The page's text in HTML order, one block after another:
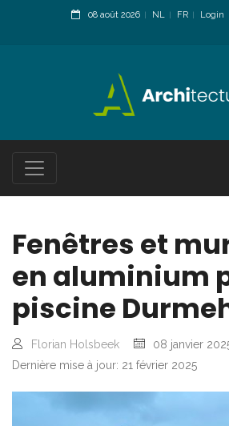
08 août 2026 NL FR
Login
Fenêtres et
en aluminium
piscine
Florian Holsbeek
08 janvier
Dernière mise à jour: 21 février 2025